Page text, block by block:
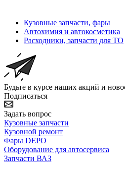
Кузовные запчасти, фары
Автохимия и автокосметика
Расходники, запчасти для ТО
Будьте в курсе наших акций и
Подписаться
Задать вопрос
Кузовные запчасти
Кузовной ремонт
Фары DEPO
Оборудование для автосервиса
Запчасти ВАЗ